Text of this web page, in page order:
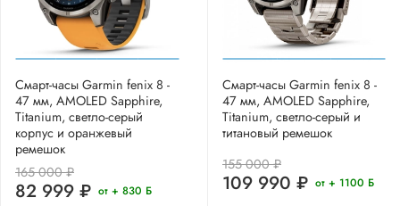
Смарт-часы Garmin fenix 8 -
47 мм, AMOLED Sapphire,
Titanium, светло-серый
корпус и оранжевый
ремешок
165 000 ₽
82 999 ₽ от + 830 Б
Смарт-часы Garmin fenix 8 -
47 мм, AMOLED Sapphire,
Titanium, светло-серый и
титановый ремешок
155 000 ₽
109 990 ₽ от + 1100 Б